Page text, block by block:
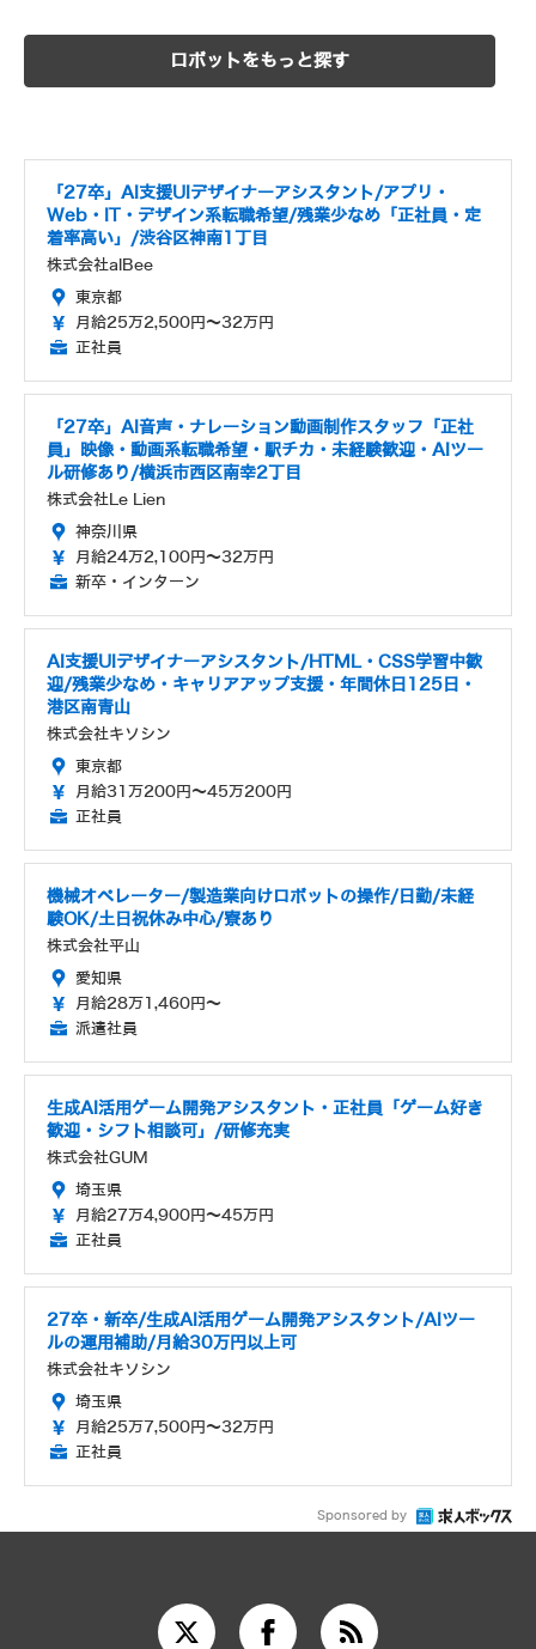
ロボットをもっと探す
「27卒」AI支援UIデザイナーアシスタント/アプリ・
Web・IT・デザイン系転職希望/残業少なめ「正社員・定
着率高い」/渋谷区神南1丁目
株式会社alBee
東京都
月給25万2,500円～32万円
正社員
「27卒」AI音声・ナレーション動画制作スタッフ「正社
員」映像・動画系転職希望・駅チカ・未経験歓迎・AIツー
ル研修あり/横浜市西区南幸2丁目
株式会社Le Lien
神奈川県
月給24万2,100円～32万円
新卒・インターン
AI支援UIデザイナーアシスタント/HTML・CSS学習中歓
迎/残業少なめ・キャリアアップ支援・年間休日125日・
港区南青山
株式会社キソシン
東京都
月給31万200円～45万200円
正社員
機械オペレーター/製造業向けロボットの操作/日勤/未経
験OK/土日祝休み中心/寮あり
株式会社平山
愛知県
月給28万1,460円～
派遣社員
生成AI活用ゲーム開発アシスタント・正社員「ゲーム好き
歓迎・シフト相談可」/研修充実
株式会社GUM
埼玉県
月給27万4,900円～45万円
正社員
27卒・新卒/生成AI活用ゲーム開発アシスタント/AIツー
ルの運用補助/月給30万円以上可
株式会社キソシン
埼玉県
月給25万7,500円～32万円
正社員
Sponsored by